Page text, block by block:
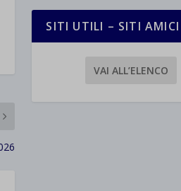
SITI UTILI – SITI AMICI
VAI ALL’ELENCO